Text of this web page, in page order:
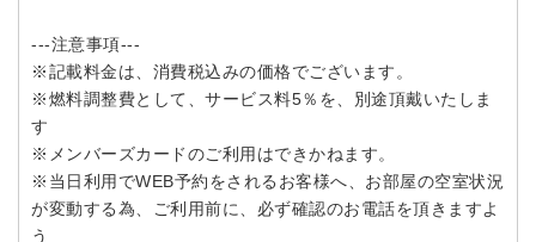
---注意事項---
※記載料金は、消費税込みの価格でございます。
※燃料調整費として、サービス料5％を、別途頂戴いたしま
す
※メンバーズカードのご利用はできかねます。
※当日利用でWEB予約をされるお客様へ、お部屋の空室状況
が変動する為、ご利用前に、必ず確認のお電話を頂きますよ
う